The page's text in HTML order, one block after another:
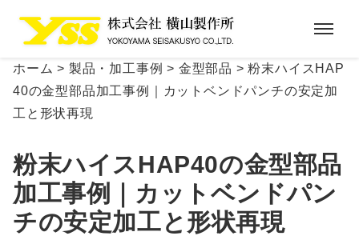
ホーム > 製品・加工事例 > 金型部品 >粉末ハイスHAP
40の金型部品加工事例｜カットベンドパンチの安定加
工と形状再現
粉末ハイスHAP40の金型部品
加工事例｜カットベンドパン
チの安定加工と形状再現